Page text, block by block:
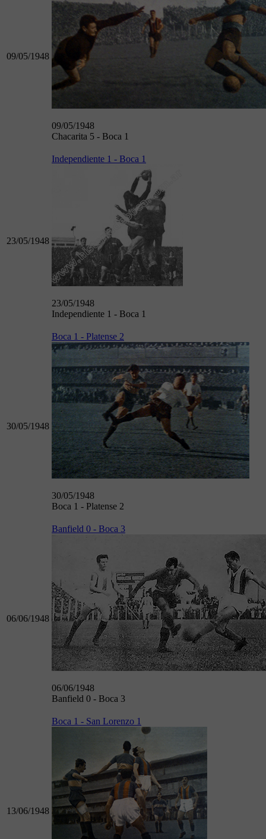
09/05/1948
09/05/1948
Chacarita 5 - Boca 1
23/05/1948
Independiente 1 - Boca 1
23/05/1948
Independiente 1 - Boca 1
30/05/1948
Boca 1 - Platense 2
30/05/1948
Boca 1 - Platense 2
06/06/1948
Banfield 0 - Boca 3
06/06/1948
Banfield 0 - Boca 3
13/06/1948
Boca 1 - San Lorenzo 1